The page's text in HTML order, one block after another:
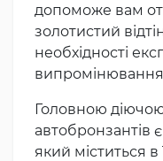
допоможе вам
золотистий
необхідності
Головною
автобронзантів
який міститься